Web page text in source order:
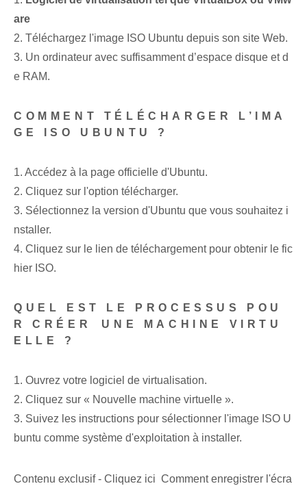
are
2. Téléchargez l'image ISO Ubuntu depuis son site Web.
3. Un ordinateur avec suffisamment d’espace disque et d
e RAM.
COMMENT TÉLÉCHARGER L’IMA
GE ISO UBUNTU ?
1. Accédez à la ⁢page officielle⁤ d'Ubuntu.
2. Cliquez sur l'option ⁢télécharger.
3. Sélectionnez la version d'Ubuntu que vous souhaitez i
nstaller.
4. Cliquez sur le lien de téléchargement pour obtenir le fic
hier ISO.
QUEL EST LE PROCESSUS POU
R CRÉER⁢ UNE MACHINE VIRTU
ELLE ?
1. Ouvrez votre logiciel de virtualisation⁤.
2. Cliquez sur « Nouvelle​ machine virtuelle ».
3. Suivez les instructions pour sélectionner l'image ISO U
buntu comme système d'exploitation à installer.
Contenu exclusif - Cliquez ici Comment enregistrer l'écra